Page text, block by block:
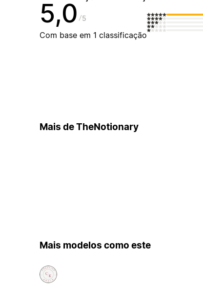
5,0 5
Com base em 1 classificação
Mais de TheNotionary
Mais modelos como este